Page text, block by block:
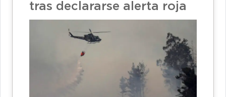
tras declararse alerta roja